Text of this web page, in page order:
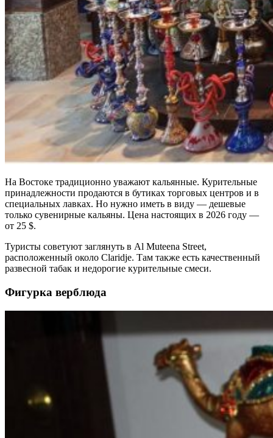
На Востоке традиционно уважают кальянные. Курительные
принадлежности продаются в бутиках торговых центров и в
специальных лавках. Но нужно иметь в виду — дешевые
только сувенирные кальяны. Цена настоящих в 2026 году —
от 25 $.
Туристы советуют заглянуть в Al Muteena Street,
расположенный около Claridje. Там также есть качественный
развесной табак и недорогие курительные смеси.
Фигурка верблюда